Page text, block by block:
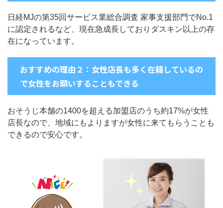
日経MJの第35回サービス業総合調査 家事支援部門でNo.1
に認定されるなど、現在急成長しておりダスキン以上の存
在になっています。
おすすめの理由２：女性店長も多く在籍しているの
で女性をお願いすることもできる
おそうじ本舗の1400を超える加盟店のうち約17%が女性
店長なので、地域にもよりますが女性に来てもらうことも
できるので安心です。